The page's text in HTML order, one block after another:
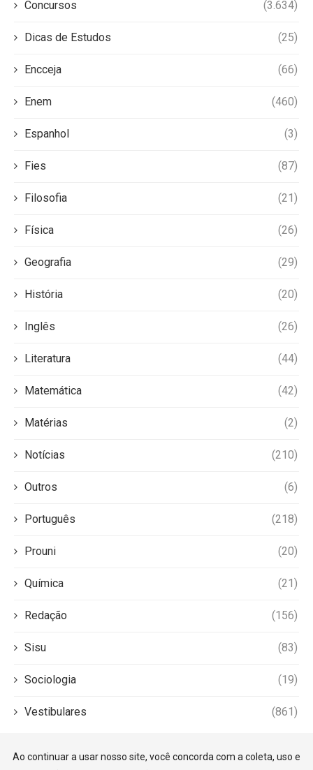
Concursos (3.634)
Dicas de Estudos (25)
Encceja (66)
Enem (460)
Espanhol (3)
Fies (87)
Filosofia (21)
Física (26)
Geografia (29)
História (20)
Inglês (26)
Literatura (44)
Matemática (42)
Matérias (2)
Notícias (210)
Outros (6)
Português (218)
Prouni (20)
Química (21)
Redação (156)
Sisu (83)
Sociologia (19)
Vestibulares (861)
Ao continuar a usar nosso site, você concorda com a coleta, uso e